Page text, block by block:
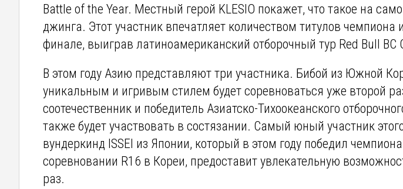
Battle of the Year. Местный герой KLESIO покажет, что такое на
джинга. Этот участник впечатляет количеством титулов чемпиона
финале, выиграв латиноамериканский отборочный тур Red Bull
В этом году Азию представляют три участника. Бибой из Южной
уникальным и игривым стилем будет соревноваться уже второй
соотечественник и победитель Азиатско-Тихоокеанского
также будет участвовать в состязании. Самый юный участник
вундеркинд ISSEI из Японии, который в этом году победил
соревновании R16 в Кореи, предоставит увлекательную
раз.